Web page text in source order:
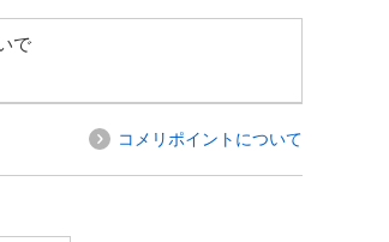
で
コメリポイントについて